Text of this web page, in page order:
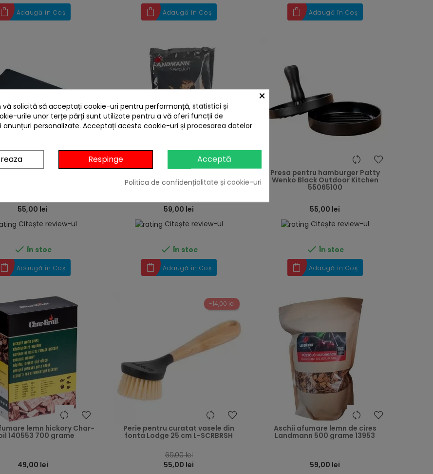
Adaugă în Coș Adaugă în Coș Adaugă în Coș
heart
55,00 lei
Citește review-ul
 În stoc
Adaugă în Coș
heart
grame Landmann 16304
59,00 lei
Citește review-ul
 În stoc
Adaugă în Coș
heart
Presa pentru hamburger Patty
Wenko Black Outdoor Kitchen
55065100
55,00 lei
Citește review-ul
 În stoc
Adaugă în Coș
heart
lemn hickory Char-
140553 700 grame
49,00 lei
-14,00 lei
heart
Perie pentru curatat vasele din
fonta Lodge 25 cm L-SCRBRSH
69,00 lei
55,00 lei
heart
Aschii afumare lemn de cires
Landmann 500 grame 13953
59,00 lei
×
vă solicită să acceptați cookie-uri pentru performanță, statistici și
urile unor terțe părți sunt utilizate pentru a vă oferi funcții de
personalizate. Acceptați aceste cookie-uri și procesarea datelor
Respinge Acceptă
Politica de confidențialitate și cookie-uri